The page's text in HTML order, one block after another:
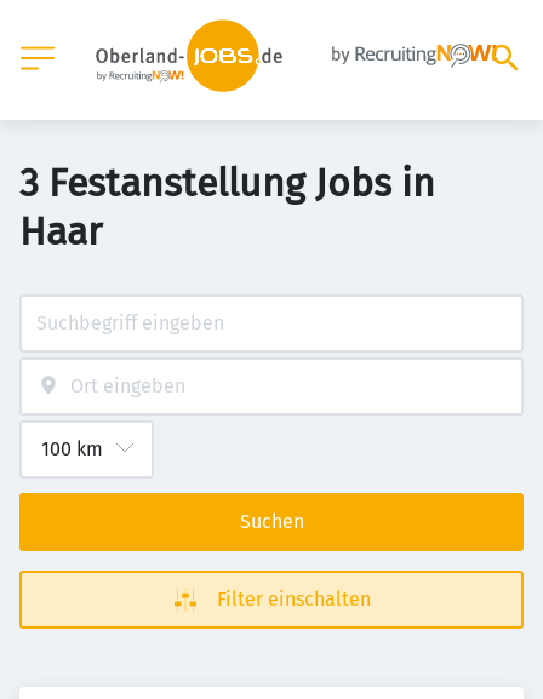
3 Festanstellung Jobs in
Haar
Suchen
Filter einschalten